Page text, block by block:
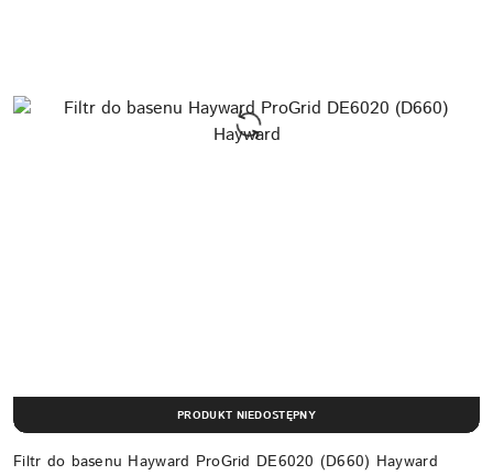
Filtr do basenu Hayward ProGrid DE6020 (D660) Hayward
PRODUKT NIEDOSTĘPNY